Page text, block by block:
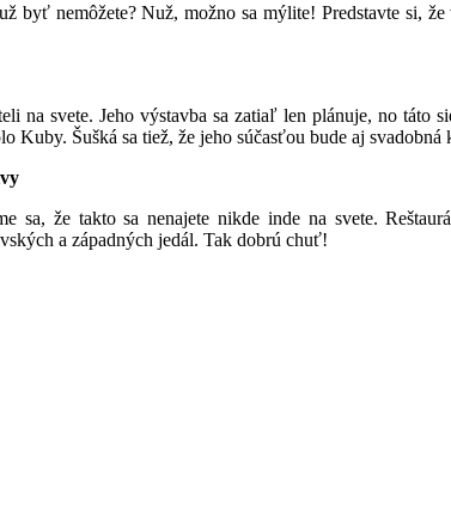
nemôžete? Nuž, možno sa mýlite! Predstavte si,
na svete. Jeho výstavba sa zatiaľ len plánuje, no
Kuby. Šušká sa tiež, že jeho súčasťou bude aj svadobná
že takto sa nenajete nikde inde na svete.
a západných jedál. Tak dobrú chuť!